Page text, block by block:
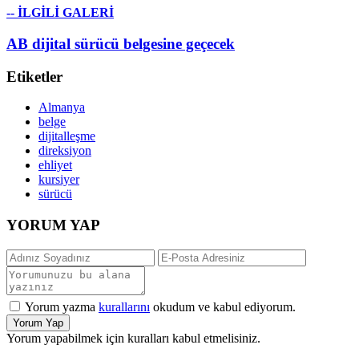
-- İLGİLİ GALERİ
AB dijital sürücü belgesine geçecek
Etiketler
Almanya
belge
dijitalleşme
direksiyon
ehliyet
kursiyer
sürücü
YORUM YAP
Yorum yazma kurallarını okudum ve kabul ediyorum.
Yorum Yap
Yorum yapabilmek için kuralları kabul etmelisiniz.